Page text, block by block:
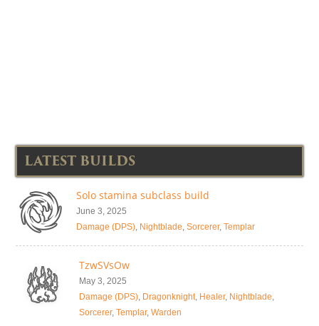
LATEST BUILDS
Solo stamina subclass build
June 3, 2025
Damage (DPS), Nightblade, Sorcerer, Templar
TzwSVsOw
May 3, 2025
Damage (DPS), Dragonknight, Healer, Nightblade,
Sorcerer, Templar, Warden